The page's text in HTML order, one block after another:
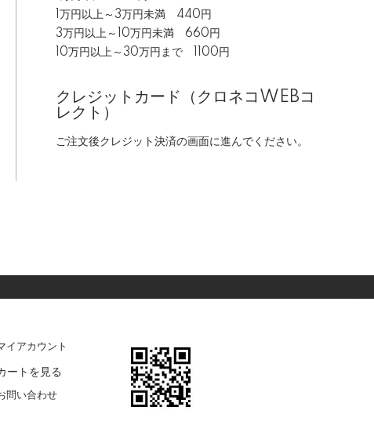
1万円以上～3万円未満 440円
3万円以上～10万円未満 660円
10万円以上～30万円まで 1100円
クレジットカード（クロネコWEBコ
レクト）
ご注文後クレジット決済の画面に進んでください。
イアカウント
ートを見る
問い合わせ